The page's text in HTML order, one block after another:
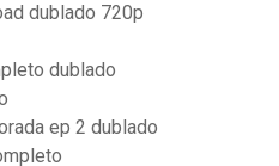
dublado 720p
dublado
ep 2 dublado